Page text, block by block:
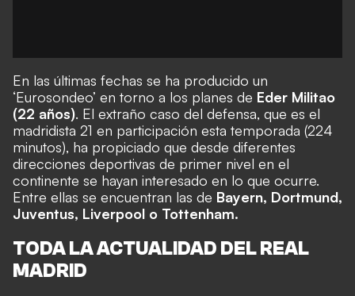
En las últimas fechas se ha producido un
‘Eurosondeo’ en torno a los planes de Eder Militao
(22 años). El extraño caso del defensa, que es el
madridista 21 en participación esta temporada (224
minutos), ha propiciado que desde diferentes
direcciones deportivas de primer nivel en el
continente se hayan interesado en lo que ocurre.
Entre ellas se encuentran las de Bayern, Dortmund,
Juventus, Liverpool o Tottenham.
TODA LA ACTUALIDAD DEL REAL
MADRID